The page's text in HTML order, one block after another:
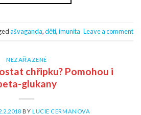
ašvaganda,děti,imunita Leave a comment
NEZAŘAZENÉ
chřipku? Pomohou i
glukany
BY LUCIE CERMANOVA